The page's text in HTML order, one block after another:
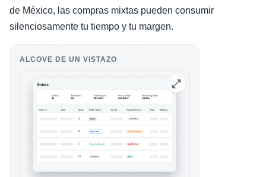
de México, las compras mixtas pueden consumir
silenciosamente tu tiempo y tu margen.
ALCOVE DE UN VISTAZO